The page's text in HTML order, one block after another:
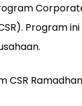
Program
CSR